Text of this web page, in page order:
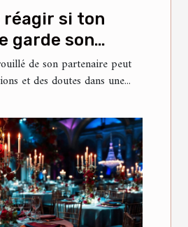
réagir si ton
garde son
verrouillé ?
de son partenaire peut
et des doutes dans une...